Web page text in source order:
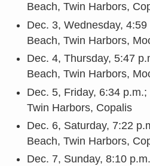
Beach, Twin Harbors,
Dec. 3, Wednesday,
Beach, Twin Harbors,
Dec. 4, Thursday, 5:47
Beach, Twin Harbors,
Dec. 5, Friday, 6:34
Twin Harbors, Copalis
Dec. 6, Saturday, 7:22
Beach, Twin Harbors,
Dec. 7, Sunday, 8:10